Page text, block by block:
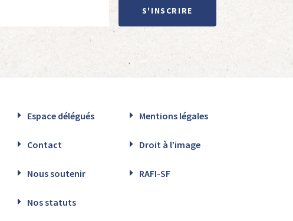
S'INSCRIRE
Espace délégués Mentions légales
Contact Droit à l’image
Nous soutenir RAFI-SF
Nos statuts